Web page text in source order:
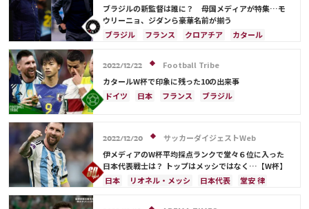
ブラジルの新監督は誰に？ 母国メディアが特集…モ
ウリーニョ、ジダンら豪華名前が揃う
ブラジル
フランス クロアチア
カタール
ネイマール
2022/12/22
Football Tribe
カタールW杯で印象に残った10の出来事
ドイツ
日本 フランス
ブラジル
モロッコ
スペイン クロアチア
ポルトガル
韓国
アクラフ・ハキミ
オーストラリア
日本代表
三笘 薫 C・ロナウド
カタール
イラン
サウジアラビア ガーナ
セネガル
2022/12/20
サッカーダイジェストWeb
伊メディアのW杯平均採点ランクで堂々６位に入った
日本代表戦士は？ トップはメッシではなく…【W杯】
日本
リオネル・メッシ 日本代表
堂安 律